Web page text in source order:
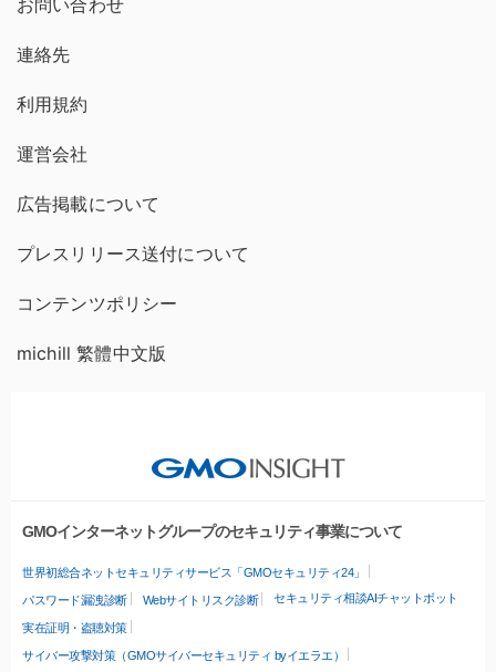
連絡先
利用規約
運営会社
広告掲載について
プレスリリース送付について
コンテンツポリシー
michill 繁體中文版
GMOインターネットグループのセキュリティ事業について
世界初総合ネットセキュリティサービス「GMOセキュリティ24」
パスワード漏洩診断 Webサイトリスク診断 セキュリティ相談AIチャットボット
実在証明・盗聴対策
サイバー攻撃対策（GMOサイバーセキュリティ byイエラエ）